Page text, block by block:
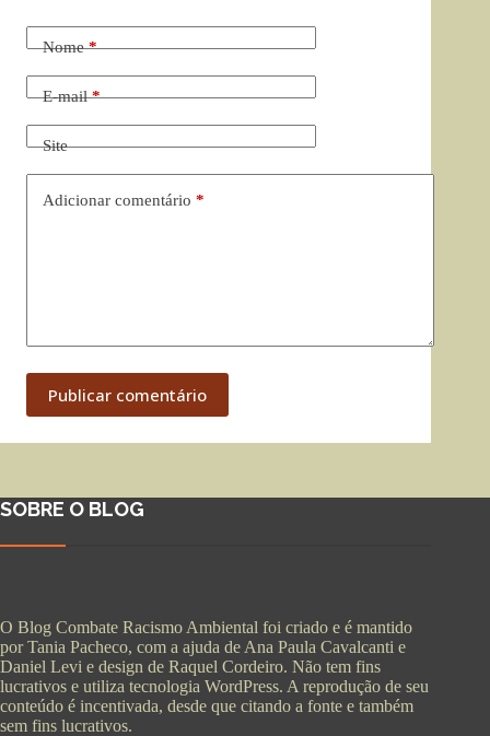
Nome*
E-mail*
Site
Adicionar comentário *
Publicar comentário
SOBRE O BLOG
O Blog Combate Racismo Ambiental foi criado e é mantido
por Tania Pacheco, com a ajuda de Ana Paula Cavalcanti e
Daniel Levi e design de Raquel Cordeiro. Não tem fins
lucrativos e utiliza tecnologia WordPress. A reprodução de seu
conteúdo é incentivada, desde que citando a fonte e também
sem fins lucrativos.